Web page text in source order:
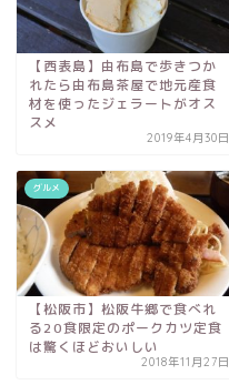
【西表島】由布島で歩きつか
れたら由布島茶屋で地元産食
材を使ったジェラートがオス
スメ
2019年4月30日
グルメ
【松阪市】松阪牛郷で食べれ
る20食限定のポークカツ定食
は驚くほどおいしい
2018年11月27日